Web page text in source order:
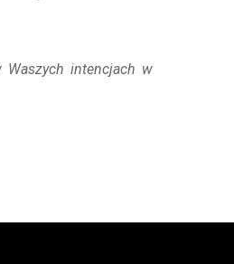
intencjach w